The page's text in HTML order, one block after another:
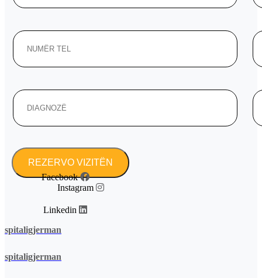
Facebook
Instagram
Linkedin
spitaligjerman
spitaligjerman